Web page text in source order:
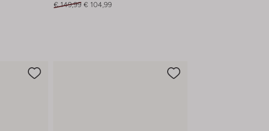
€ 149,99 € 104,99